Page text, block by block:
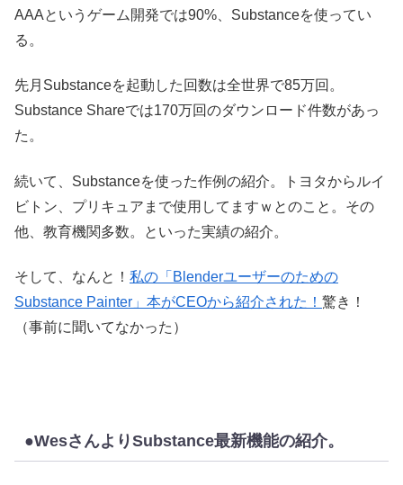
AAAというゲーム開発では90%、Substanceを使ってい
る。
先月Substanceを起動した回数は全世界で85万回。
Substance Shareでは170万回のダウンロード件数があっ
た。
続いて、Substanceを使った作例の紹介。トヨタからルイ
ビトン、プリキュアまで使用してますｗとのこと。その
他、教育機関多数。といった実績の紹介。
そして、なんと！ 私の「Blenderユーザーのための
Substance Painter」本がCEOから紹介された！ 驚き！
（事前に聞いてなかった）
●WesさんよりSubstance最新機能の紹介。